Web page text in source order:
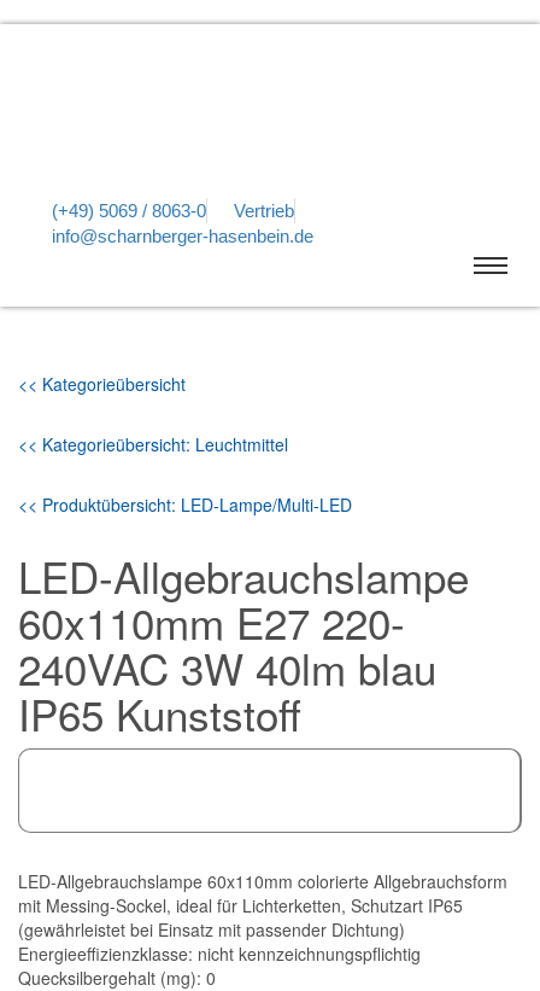
(+49) 5069 / 8063-0
Vertrieb
info@scharnberger-hasenbein.de
<< Kategorieübersicht
<< Kategorieübersicht: Leuchtmittel
<< Produktübersicht: LED-Lampe/Multi-LED
LED-Allgebrauchslampe
60x110mm E27 220-
240VAC 3W 40lm blau
IP65 Kunststoff
LED-Allgebrauchslampe 60x110mm colorierte Allgebrauchsform
mit Messing-Sockel, ideal für Lichterketten, Schutzart IP65
(gewährleistet bei Einsatz mit passender Dichtung)
Energieeffizienzklasse: nicht kennzeichnungspflichtig
Quecksilbergehalt (mg): 0